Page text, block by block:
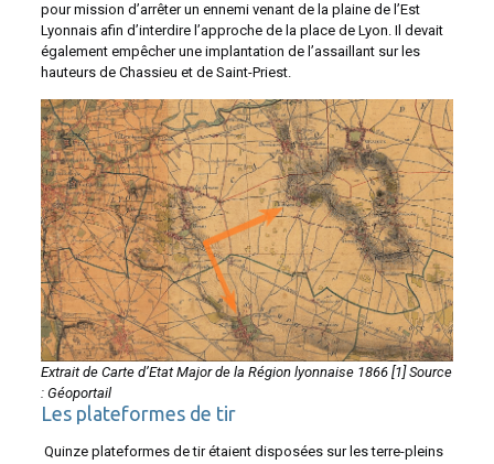
pour mission d’arrêter un ennemi venant de la plaine de l’Est
Lyonnais afin d’interdire l’approche de la place de Lyon. Il devait
également empêcher une implantation de l’assaillant sur les
hauteurs de Chassieu et de Saint-Priest.
Extrait de Carte d’Etat Major de la Région lyonnaise 1866 [1] Source
: Géoportail
Les plateformes de tir
Quinze plateformes de tir étaient disposées sur les terre-pleins